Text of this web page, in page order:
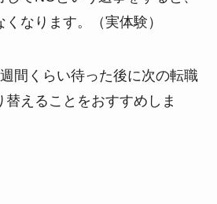
なります。（実体験）
間くらい待った後に次の転職
えることをおすすめしま